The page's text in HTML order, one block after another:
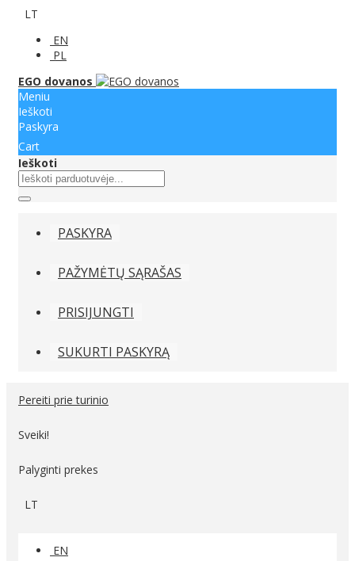
LT
EN
PL
EGO dovanos
Meniu
Ieškoti
Paskyra
Cart
Ieškoti
PASKYRA
PAŽYMĖTŲ SĄRAŠAS
PRISIJUNGTI
SUKURTI PASKYRĄ
Pereiti prie turinio
Sveiki!
Palyginti prekes
LT
EN